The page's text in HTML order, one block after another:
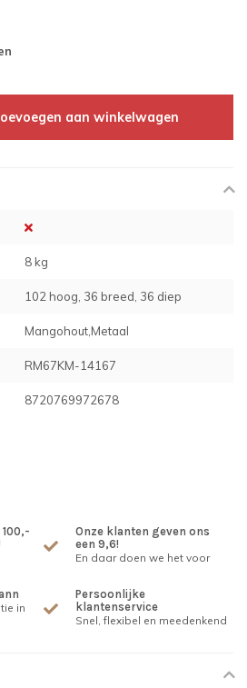
aan winkelwagen
8 kg
102 hoog, 36 breed, 36 diep
Mangohout,Metaal
RM67KM-14167
8720769972678
Onze klanten geven ons
een 9,6!
En daar doen we het voor
in
Persoonlijke
klantenservice
Snel, flexibel en meedenkend